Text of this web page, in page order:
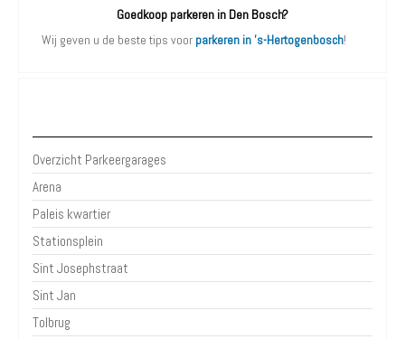
Goedkoop parkeren in Den Bosch?
Wij geven u de beste tips voor parkeren in 's-Hertogenbosch!
Overzicht Parkeergarages
Arena
Paleis kwartier
Stationsplein
Sint Josephstraat
Sint Jan
Tolbrug